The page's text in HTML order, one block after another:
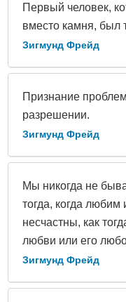
Первый человек,
вместо камня, был
Зигмунд Фрейд
Признание
разрешении.
Зигмунд Фрейд
Мы никогда не
тогда, когда любим
несчастны, как
любви или его
Зигмунд Фрейд